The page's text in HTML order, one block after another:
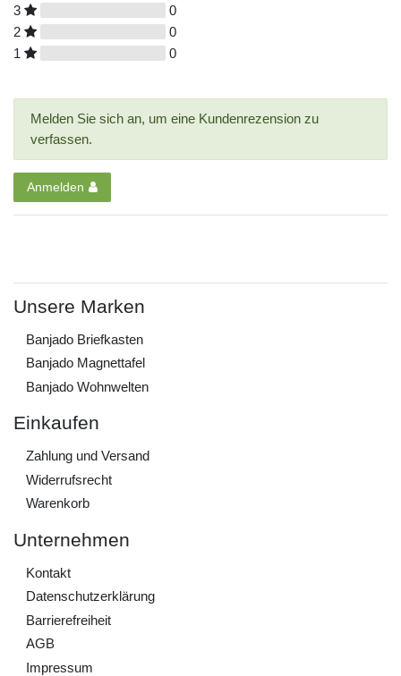
3
0
2
0
1
0
Melden Sie sich an, um eine Kundenrezension zu
verfassen.
Anmelden
Unsere Marken
Banjado Briefkasten
Banjado Magnettafel
Banjado Wohnwelten
Einkaufen
Zahlung und Versand
Widerrufs­recht
Warenkorb
Unternehmen
Kontakt
Daten­schutz­erklärung
Barrierefreiheit
AGB
Impressum